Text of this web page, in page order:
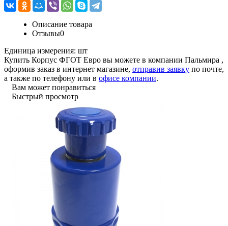
Описание товара
Отзывы0
Единица измерения: шт
Купить Корпус ФГОТ Евро вы можете в компании Пальмира ,
оформив заказ в интернет магазине, отправив заявку по почте,
а также по телефону или в офисе компании.
Вам может понравиться
Быстрый просмотр